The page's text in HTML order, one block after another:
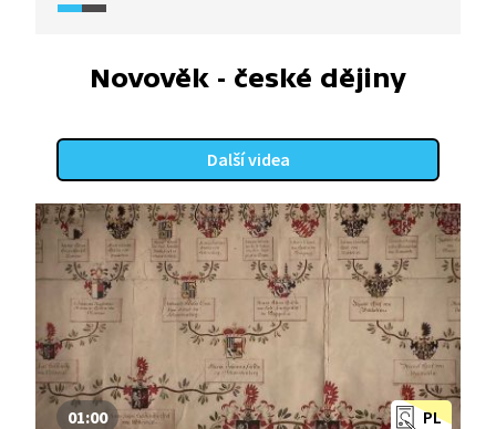
krajinná oblast tu byla vyhlášena koncem 70. let
UNESCO.
Novověk - české dějiny
Další videa
PL
01:00